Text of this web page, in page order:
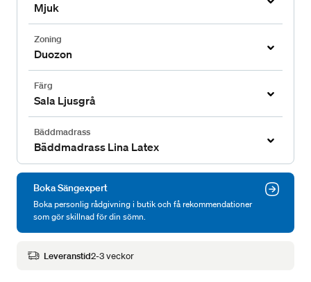
Mjuk
Zoning
Duozon
Färg
Sala Ljusgrå
Bäddmadrass
Bäddmadrass Lina Latex
Boka Sängexpert
Boka personlig rådgivning i butik och få rekommendationer
som gör skillnad för din sömn.
Leveranstid2-3 veckor